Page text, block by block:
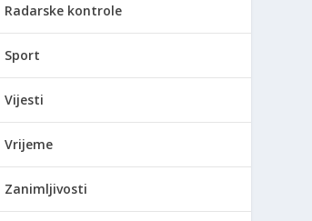
Radarske kontrole
Sport
Vijesti
Vrijeme
Zanimljivosti